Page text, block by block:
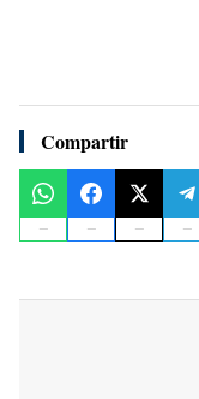
Compartir